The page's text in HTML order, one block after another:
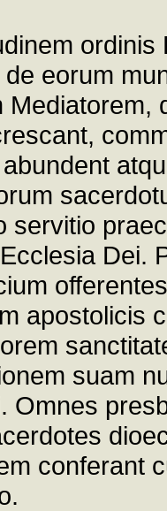
eorum
servitio
Dei.
apostolicis
suam
Omnes
conferant